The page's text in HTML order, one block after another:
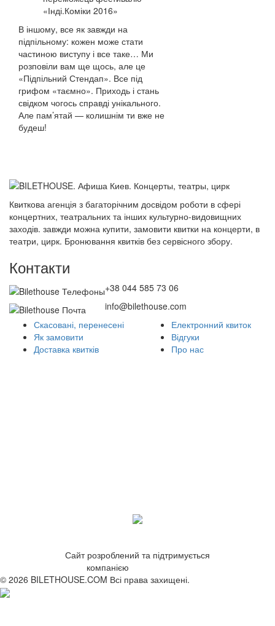
«Інді.Коміки 2016»
В іншому, все як завжди на
підпільному: кожен може стати
частиною виступу і все таке… Ми
розповіли вам ще щось, але це
«Підпільний Стендап». Все під
грифом «таємно». Приходь і стань
свідком чогось справді унікального.
Але пам’ятай — колишнім ти вже не
будеш!
Квиткова агенція з багаторічним досвідом роботи в сфері
концертних, театральних та інших культурно-видовищних
заходів. завжди можна купити, замовити квитки на концерти, в
театри, цирк. Бронювання квитків без сервісного збору.
Контакти
+38 044 585 73 06
info@bilethouse.com
Скасовані, перенесені
Як замовити
Доставка квитків
Електронний квиток
Відгуки
Про нас
Сайт розроблений та підтримується
компанією
© 2026 BILETHOUSE.COM Всі права захищені.